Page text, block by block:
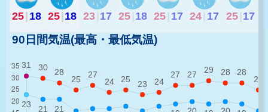
25| 18 25|18 23 17 25 18 25 17 24 17 25 17
90日間気温(最高・最低気温)